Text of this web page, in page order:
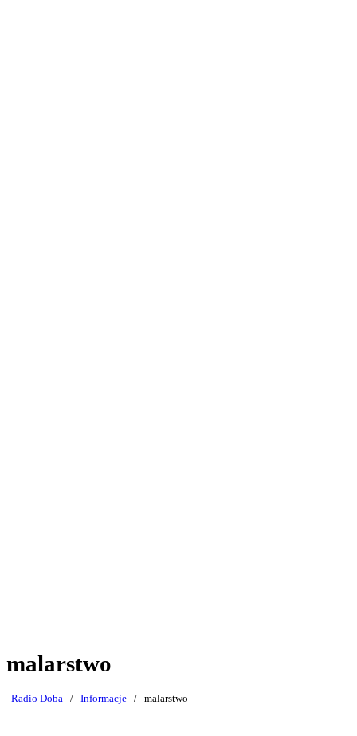
malarstwo
Radio Doba / Informacje / malarstwo